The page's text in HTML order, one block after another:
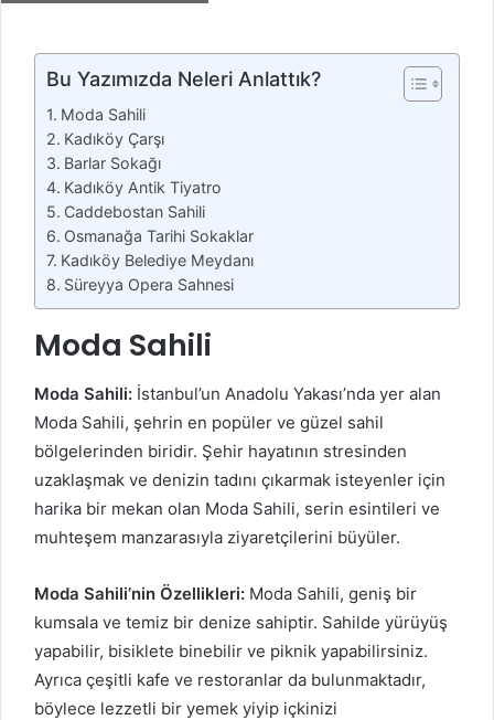
Bu Yazımızda Neleri Anlattık?
Moda Sahili
Kadıköy Çarşı
Barlar Sokağı
Kadıköy Antik Tiyatro
Caddebostan Sahili
Osmanağa Tarihi Sokaklar
Kadıköy Belediye Meydanı
Süreyya Opera Sahnesi
Moda Sahili
Moda Sahili: İstanbul’un Anadolu Yakası’nda yer alan
Moda Sahili, şehrin en popüler ve güzel sahil
bölgelerinden biridir. Şehir hayatının stresinden
uzaklaşmak ve denizin tadını çıkarmak isteyenler için
harika bir mekan olan Moda Sahili, serin esintileri ve
muhteşem manzarasıyla ziyaretçilerini büyüler.
Moda Sahili’nin Özellikleri: Moda Sahili, geniş bir
kumsala ve temiz bir denize sahiptir. Sahilde yürüyüş
yapabilir, bisiklete binebilir ve piknik yapabilirsiniz.
Ayrıca çeşitli kafe ve restoranlar da bulunmaktadır,
böylece lezzetli bir yemek yiyip içkinizi